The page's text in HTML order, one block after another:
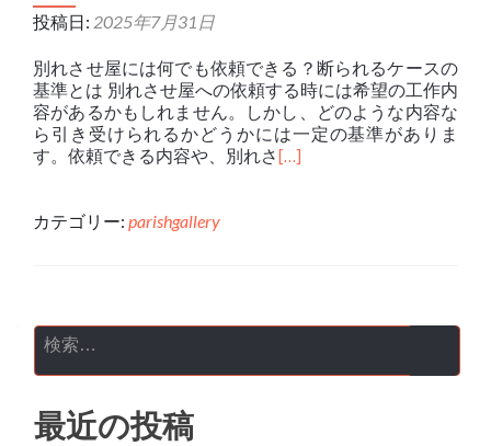
投稿日: 2025年7月31日
別れさせ屋には何でも依頼できる？断られるケースの
基準とは 別れさせ屋への依頼する時には希望の工作内
容があるかもしれません。しかし、どのような内容な
ら引き受けられるかどうかには一定の基準がありま
す。依頼できる内容や、別れさ[…]
カテゴリー: parishgallery
投稿ナビゲーション
検索:
最近の投稿